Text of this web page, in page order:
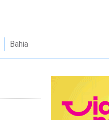
Bahia